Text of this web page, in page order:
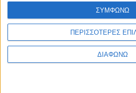
ΠΕΡΙΣΣΟΤΕΡΕΣ
ΔΙΑΦΩΝΩ
ΣΥΜΦΩΝΩ
NEWSLETTER